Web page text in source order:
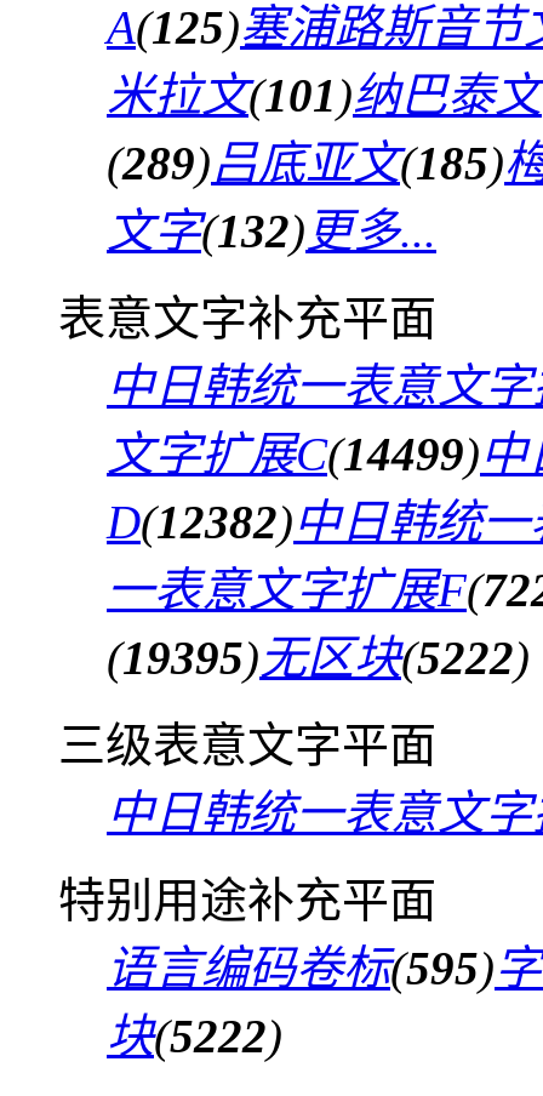
A(125)塞浦路斯音节
米拉文(101)纳巴泰文
(289)吕底亚文(185)
文字(132) 更多...
表意文字补充平面
中日韩统一表意文
文字扩展C(14499)
D(12382)中日韩统
一表意文字扩展F(
(19395)无区块(5222)
三级表意文字平面
中日韩统一表意文
特别用途补充平面
语言编码卷标(595)
块(5222)